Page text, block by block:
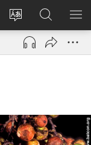
更
改
网
登
录
（打
搜
索
JW.ORG
显